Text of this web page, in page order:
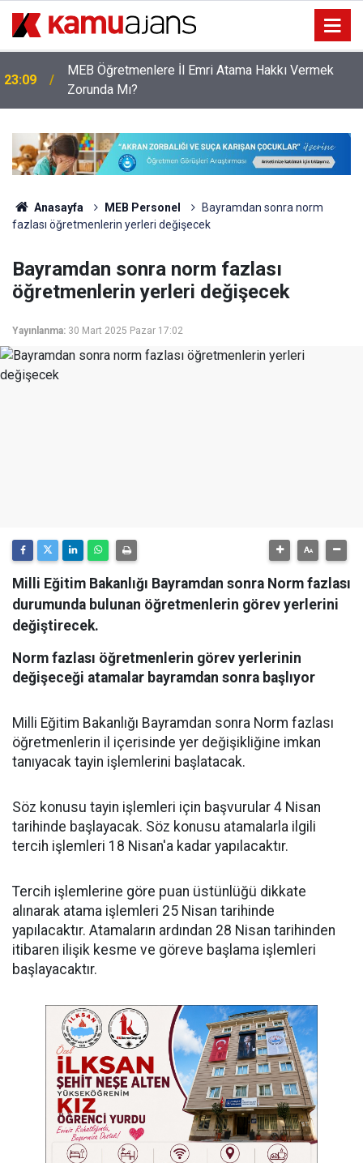
22:37
18 Yaş Altındaki Çocuklara Verilecek Cezalar
Artırıldı, İşte Yeni Düzenleme
Anasayfa MEB Personel
Bayramdan sonra norm
fazlası öğretmenlerin yerleri değişecek
Bayramdan sonra norm fazlası
öğretmenlerin yerleri değişecek
Yayınlanma: 30 Mart 2025 Pazar 17:02
Milli Eğitim Bakanlığı Bayramdan sonra Norm fazlası
durumunda bulunan öğretmenlerin görev yerlerini
değiştirecek.
Norm fazlası öğretmenlerin görev yerlerinin
değişeceği atamalar bayramdan sonra başlıyor
Milli Eğitim Bakanlığı Bayramdan sonra Norm fazlası
öğretmenlerin il içerisinde yer değişikliğine imkan
tanıyacak tayin işlemlerini başlatacak.
Söz konusu tayin işlemleri için başvurular 4 Nisan
tarihinde başlayacak. Söz konusu atamalarla ilgili
tercih işlemleri 18 Nisan'a kadar yapılacaktır.
Tercih işlemlerine göre puan üstünlüğü dikkate
alınarak atama işlemleri 25 Nisan tarihinde
yapılacaktır. Atamaların ardından 28 Nisan tarihinden
itibaren ilişik kesme ve göreve başlama işlemleri
başlayacaktır.